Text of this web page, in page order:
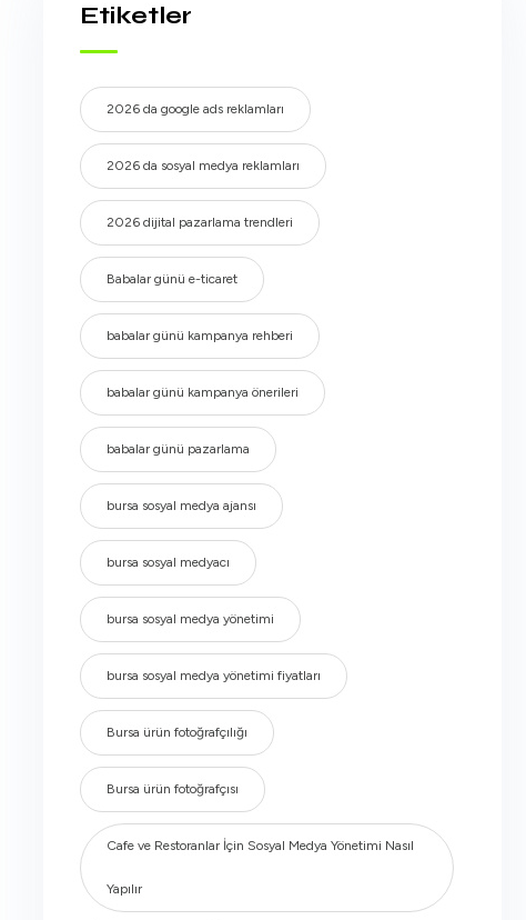
Etiketler
2026 da google ads reklamları
2026 da sosyal medya reklamları
2026 dijital pazarlama trendleri
Babalar günü e-ticaret
babalar günü kampanya rehberi
babalar günü kampanya önerileri
babalar günü pazarlama
bursa sosyal medya ajansı
bursa sosyal medyacı
bursa sosyal medya yönetimi
bursa sosyal medya yönetimi fiyatları
Bursa ürün fotoğrafçılığı
Bursa ürün fotoğrafçısı
Cafe ve Restoranlar İçin Sosyal Medya Yönetimi Nasıl
Yapılır